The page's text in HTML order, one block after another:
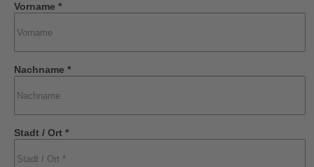
Vorname *
Nachname *
Stadt / Ort *